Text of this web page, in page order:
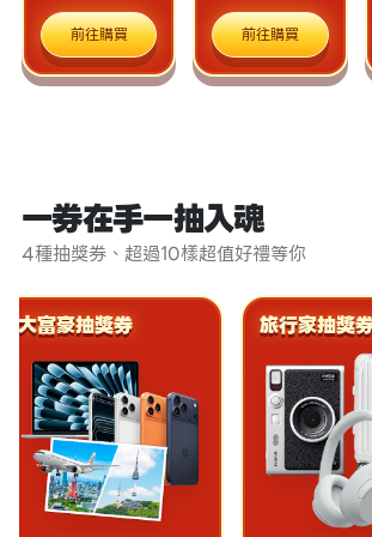
前往購買 前往購買
一券在手一抽入魂
4種抽獎券、超過10樣超值好禮等你
大富豪抽獎券 旅行家抽獎券